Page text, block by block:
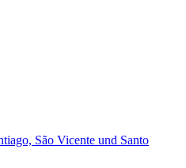
São Vicente und Santo